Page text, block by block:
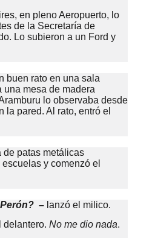
en pleno Aeropuerto, lo
de la Secretaría de
Lo subieron a un Ford y
buen rato en una sala
una mesa de madera
lo observaba desde
la pared. Al rato, entró el
de patas metálicas
y comenzó el
–lanzó el milico.
delantero. No me dio nada.